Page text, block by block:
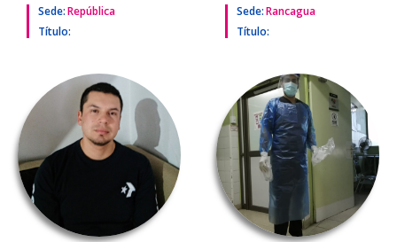
Sede:República
Título:
Sede:Rancagua
Título: